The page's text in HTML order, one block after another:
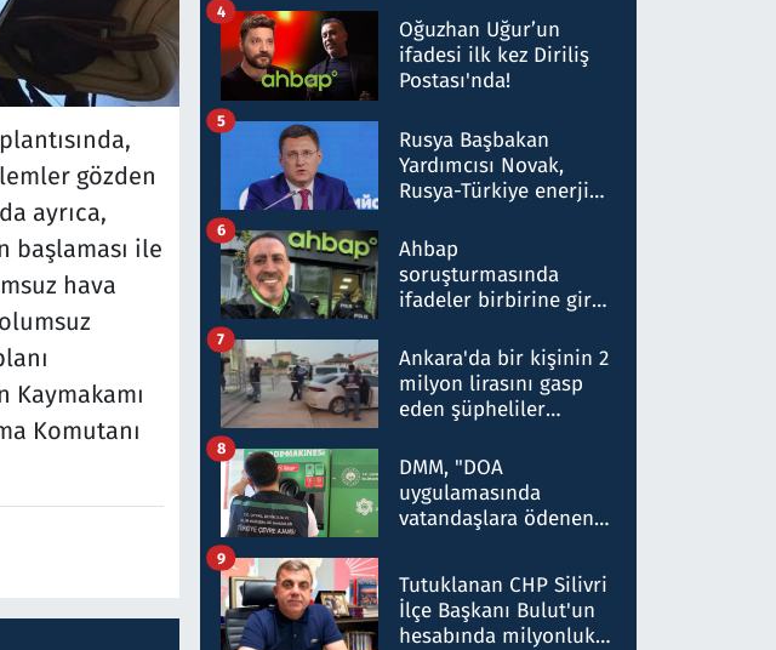
gözden
ayrıca,
başlaması ile
hava
Kaymakamı
Komutanı
Oğuzhan Uğur’un
ifadesi ilk kez Diriliş
Postası'nda!
4
Rusya Başbakan
Yardımcısı Novak,
Rusya-Türkiye enerji
nitelikte olduğunu
belirtti
5
Ahbap
soruşturmasında
ifadeler birbirine girdi:
ifadelerinden ortaya
çıkan tablo şok etti
6
Ankara'da bir kişinin 2
milyon lirasını gasp
eden şüpheliler
7
DMM, "DOA
uygulamasında
vatandaşlara ödenen
düşürüldüğü" iddiasını
yalanladı
8
Tutuklanan CHP Silivri
İlçe Başkanı Bulut'un
hesabında milyonluk
9